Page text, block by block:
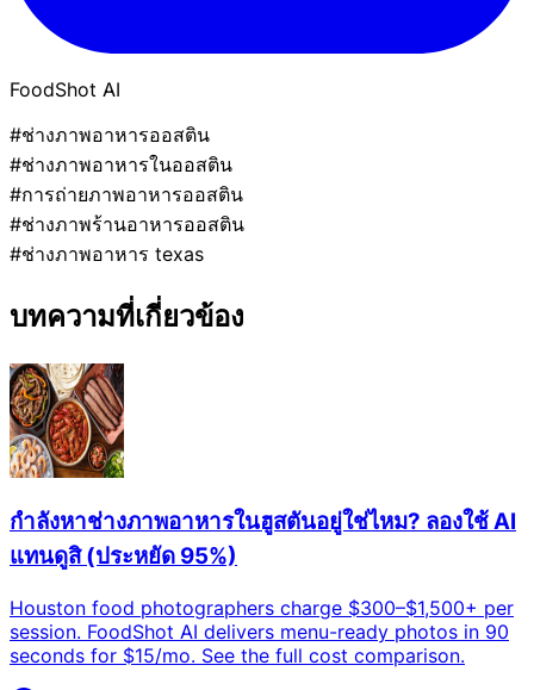
FoodShot AI
#ช่างภาพอาหารออสติน
#ช่างภาพอาหารในออสติน
#การถ่ายภาพอาหารออสติน
#ช่างภาพร้านอาหารออสติน
#ช่างภาพอาหาร texas
บทความที่เกี่ยวข้อง
กำลังหาช่างภาพอาหารในฮูสตันอยู่ใช่ไหม? ลองใช้ AI
แทนดูสิ (ประหยัด 95%)
Houston food photographers charge $300–$1,500+ per
session. FoodShot AI delivers menu-ready photos in 90
seconds for $15/mo. See the full cost comparison.